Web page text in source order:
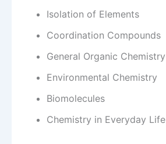
Isolation of Elements
Coordination Compounds
General Organic Chemistry
Environmental Chemistry
Biomolecules
Chemistry in Everyday Life